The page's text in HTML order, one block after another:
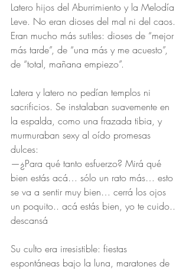
Latero hijos del Aburrimiento y la Melodía
Leve. No eran dioses del mal ni del caos.
Eran mucho más sutiles: dioses de “mejor
más tarde”, de “una más y me acuesto”,
de “total, mañana empiezo”.
Latera y latero no pedían templos ni
sacrificios. Se instalaban suavemente en
la espalda, como una frazada tibia, y
murmuraban sexy al oído promesas
dulces:
—¿Para qué tanto esfuerzo? Mirá qué
bien estás acá… sólo un rato más… esto
se va a sentir muy bien… cerrá los ojos
un poquito.. acá estás bien, yo te cuido..
descansá
Su culto era irresistible: fiestas
espontáneas bajo la luna, maratones de